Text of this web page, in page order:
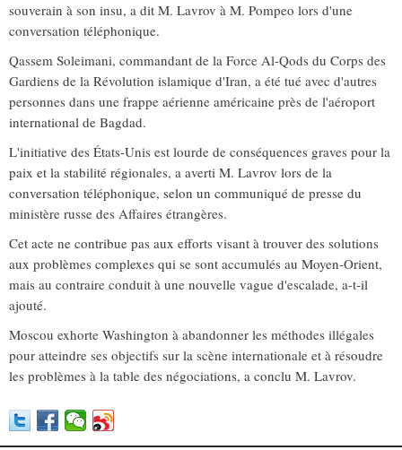
souverain à son insu, a dit M. Lavrov à M. Pompeo lors d'une
conversation téléphonique.
Qassem Soleimani, commandant de la Force Al-Qods du Corps des
Gardiens de la Révolution islamique d'Iran, a été tué avec d'autres
personnes dans une frappe aérienne américaine près de l'aéroport
international de Bagdad.
L'initiative des États-Unis est lourde de conséquences graves pour la
paix et la stabilité régionales, a averti M. Lavrov lors de la
conversation téléphonique, selon un communiqué de presse du
ministère russe des Affaires étrangères.
Cet acte ne contribue pas aux efforts visant à trouver des solutions
aux problèmes complexes qui se sont accumulés au Moyen-Orient,
mais au contraire conduit à une nouvelle vague d'escalade, a-t-il
ajouté.
Moscou exhorte Washington à abandonner les méthodes illégales
pour atteindre ses objectifs sur la scène internationale et à résoudre
les problèmes à la table des négociations, a conclu M. Lavrov.